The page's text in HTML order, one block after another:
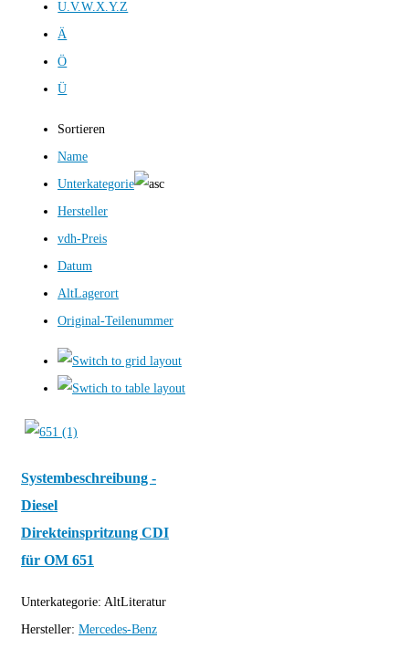
U.V.W.X.Y.Z
Ä
Ö
Ü
Sortieren
Name
Unterkategorie
Hersteller
vdh-Preis
Datum
AltLagerort
Original-Teilenummer
Systembeschreibung -
Diesel
Direkteinspritzung CDI
für OM 651
Unterkategorie: AltLiteratur
Hersteller: Mercedes-Benz